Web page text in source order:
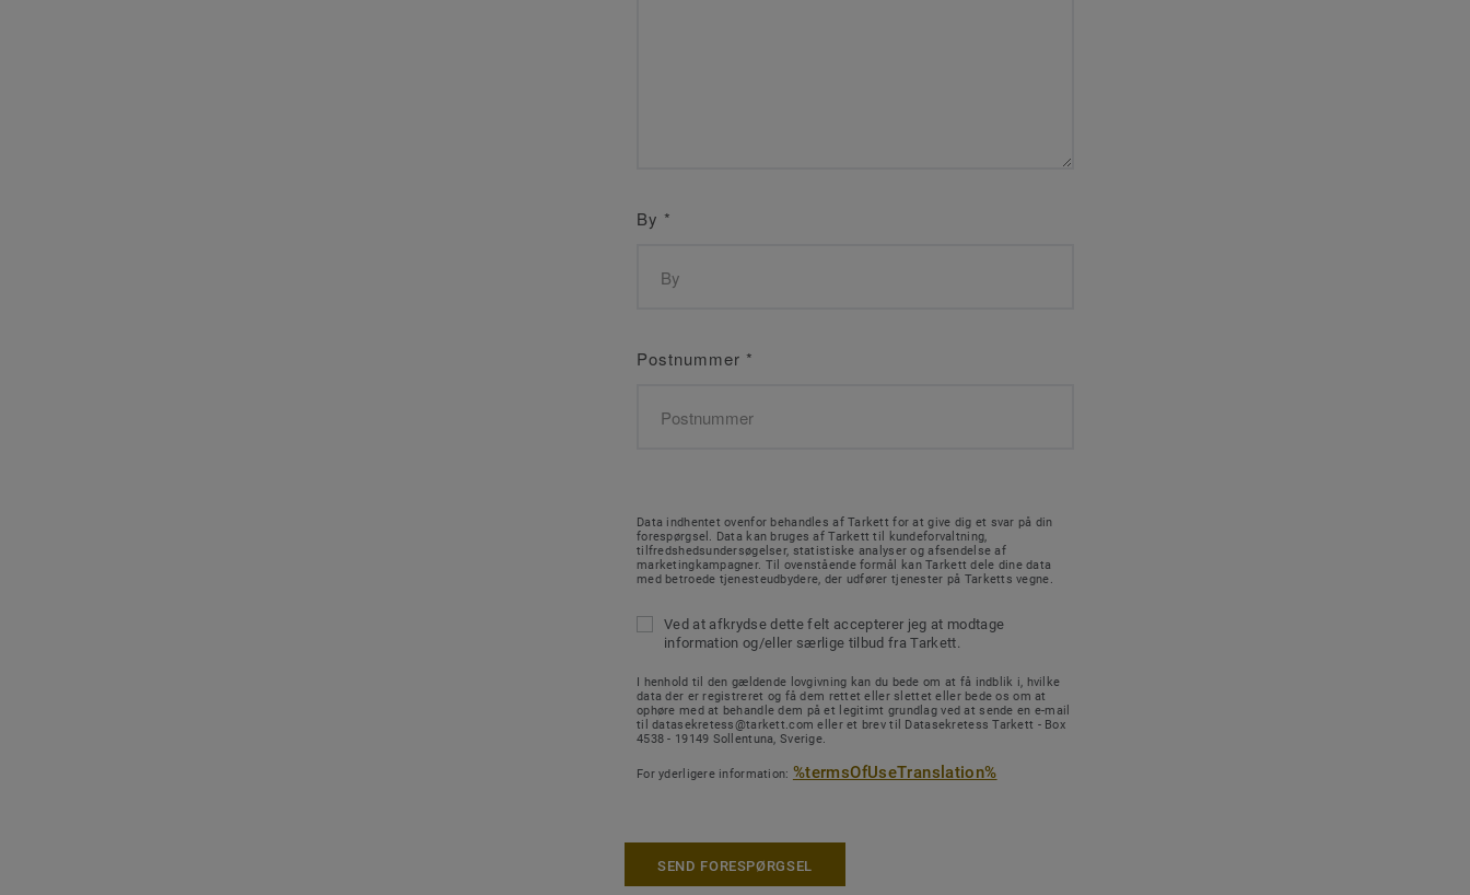
By *
Postnummer *
Data indhentet ovenfor behandles af Tarkett for at give dig et svar på din
forespørgsel. Data kan bruges af Tarkett til kundeforvaltning,
tilfredshedsundersøgelser, statistiske analyser og afsendelse af
marketingkampagner. Til ovenstående formål kan Tarkett dele dine data
med betroede tjenesteudbydere, der udfører tjenester på Tarketts vegne.
Ved at afkrydse dette felt accepterer jeg at modtage
information og/eller særlige tilbud fra Tarkett.
I henhold til den gældende lovgivning kan du bede om at få indblik i, hvilke
data der er registreret og få dem rettet eller slettet eller bede os om at
ophøre med at behandle dem på et legitimt grundlag ved at sende en e-mail
til datasekretess@tarkett.com eller et brev til Datasekretess Tarkett - Box
4538 - 19149 Sollentuna, Sverige.
For yderligere information: %termsOfUseTranslation%
SEND FORESPØRGSEL